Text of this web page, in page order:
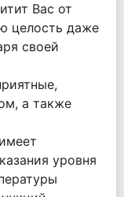
Вас от
целость даже
своей
а также
уровня